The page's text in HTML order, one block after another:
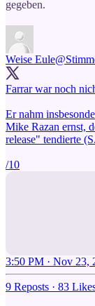
gegeben.
Weise Eule
Farrar war noch
Er nahm
Mike Razan ernst,
release" tendierte
/10
3:50 PM · Nov 23,
9 Reposts · 83